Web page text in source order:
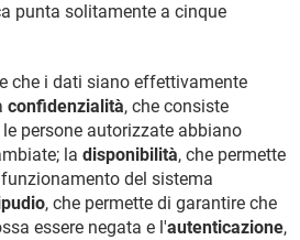
punta solitamente a cinque
che i dati siano effettivamente
confidenzialità, che consiste
persone autorizzate abbiano
la disponibilità, che permette
del sistema
, che permette di garantire che
essere negata e l'autenticazione,